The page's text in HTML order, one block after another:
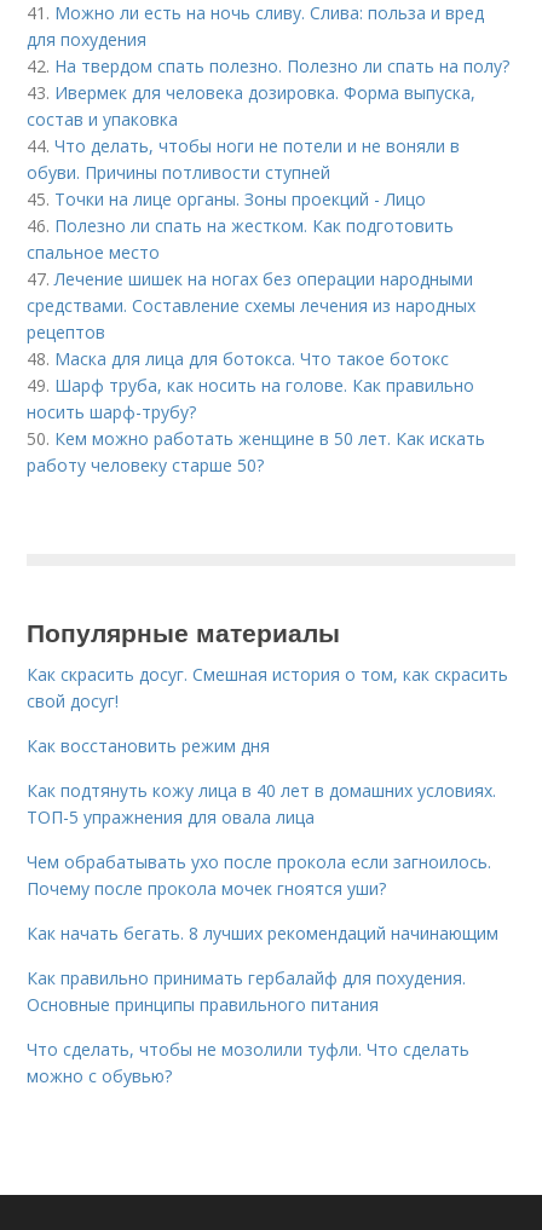
41. Можно ли есть на ночь сливу. Слива: польза и вред
для похудения
42. На твердом спать полезно. Полезно ли спать на полу?
43. Ивермек для человека дозировка. Форма выпуска,
состав и упаковка
44.Что делать, чтобы ноги не потели и не воняли в
обуви. Причины потливости ступней
45. Точки на лице органы. Зоны проекций - Лицо
46. Полезно ли спать на жестком. Как подготовить
спальное место
47.Лечение шишек на ногах без операции народными
средствами. Составление схемы лечения из народных
рецептов
48. Маска для лица для ботокса. Что такое ботокс
49. Шарф труба, как носить на голове. Как правильно
носить шарф-трубу?
50. Кем можно работать женщине в 50 лет. Как искать
работу человеку старше 50?
Популярные материалы
Как скрасить досуг. Смешная история о том, как скрасить
свой досуг!
Как восстановить режим дня
Как подтянуть кожу лица в 40 лет в домашних условиях.
ТОП-5 упражнения для овала лица
Чем обрабатывать ухо после прокола если загноилось.
Почему после прокола мочек гноятся уши?
Как начать бегать. 8 лучших рекомендаций начинающим
Как правильно принимать гербалайф для похудения.
Основные принципы правильного питания
Что сделать, чтобы не мозолили туфли. Что сделать
можно с обувью?